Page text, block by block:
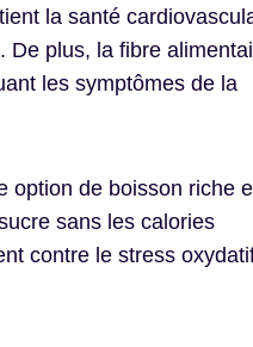
la santé
De plus, la fibre
les symptômes de la
option de boisson riche
sans les calories
contre le stress